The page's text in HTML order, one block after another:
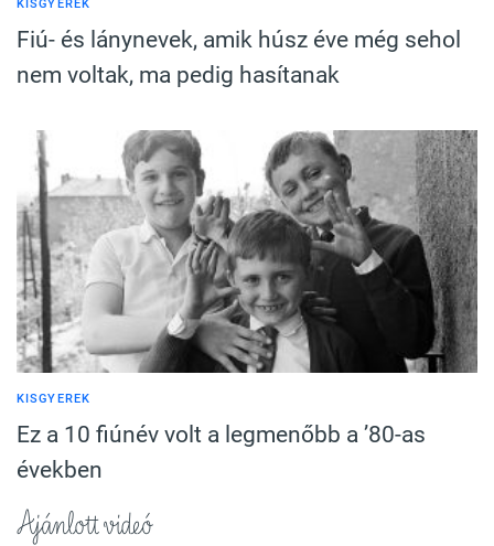
KISGYEREK
Fiú- és lánynevek, amik húsz éve még sehol
nem voltak, ma pedig hasítanak
KISGYEREK
Ez a 10 fiúnév volt a legmenőbb a ’80-as
években
Ajánlott videó